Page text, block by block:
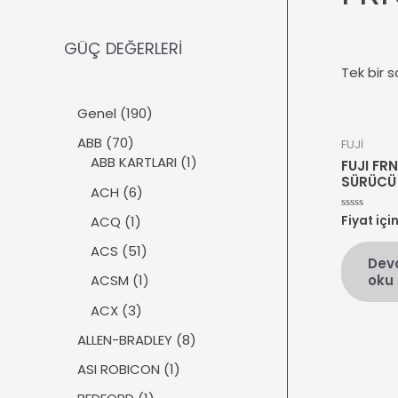
GÜÇ DEĞERLERİ
Genel 1901
ü
ABB 707
0
ü
r
ü
n
ABB KARTLARI 11
ACH 66
ü
r
ü
n
ACQ 11
ü
r
ü
ACS 515
1
ü
n
ACSM 11
ü
ACX 33
r
ü
n
ALLEN-BRADLEY 88
ASI ROBICON 11
Tek bir
FUJİ
FUJI
SÜRÜCÜ
5
üzerinden
oy
aldı
Fiyat için
oku